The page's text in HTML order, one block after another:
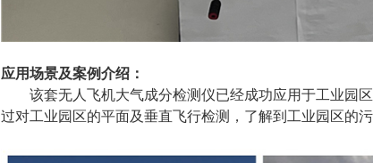
应用场景及案例介绍：
该套无人飞机大气成分检测仪已经成功应用于工业园
过对工业园区的平面及垂直飞行检测，了解到工业园区的